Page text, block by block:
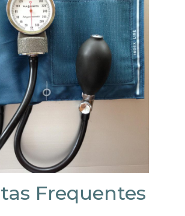
Frequentes